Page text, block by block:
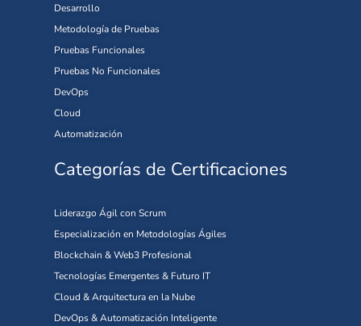
Desarrollo
Metodología de Pruebas
Pruebas Funcionales
Pruebas No Funcionales
DevOps
Cloud
Automatización
Categorías de Certificaciones
Liderazgo Ágil con Scrum
Especialización en Metodologías Ágiles
Blockchain & Web3 Profesional
Tecnologías Emergentes & Futuro IT
Cloud & Arquitectura en la Nube
DevOps & Automatización Inteligente